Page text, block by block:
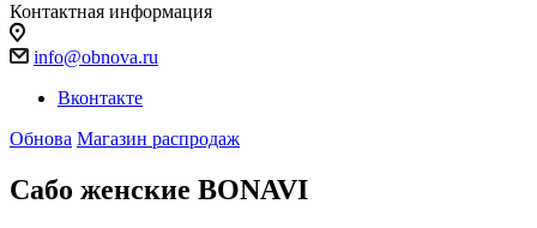
Контактная информация
info@obnova.ru
Вконтакте
Обнова Магазин распродаж
Сабо женские BONAVI